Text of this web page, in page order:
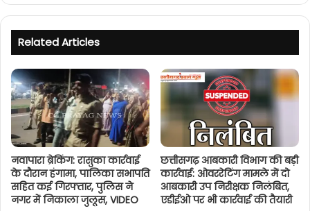
Related Articles
नवापारा ब्रेकिंग: रासुका कार्रवाई
के दौरान हंगामा, पालिका सभापति
सहित कई गिरफ्तार, पुलिस ने
नगर में निकाला जुलूस, VIDEO
छत्तीसगढ़ आबकारी विभाग की बड़ी
कार्रवाई: ओवररेटिंग मामले में दो
आबकारी उप निरीक्षक निलंबित,
एडीईओ पर भी कार्रवाई की तैयारी